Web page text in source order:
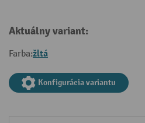
Aktuálny variant:
Farba:žltá
Konfigurácia variantu